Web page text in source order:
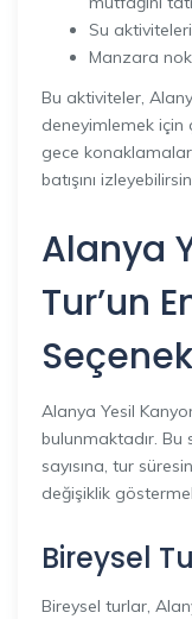
Su
Manzara
Bu aktiviteler,
deneyimlemek için
gece
batışını
Alanya
Tur’un
Alanya Yesil
bulunmaktadır. Bu
sayısına, tur
değişiklik
Bireysel
Bireysel turlar,